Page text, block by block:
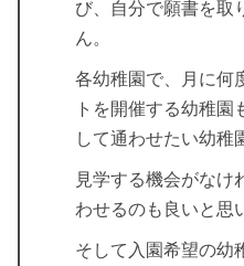
び、自分で願書を取
ん。
各幼稚園で、月に何
トを開催する幼稚園
して通わせたい幼稚
見学する機会がなけ
わせるのも良いと思
そして入園希望の幼